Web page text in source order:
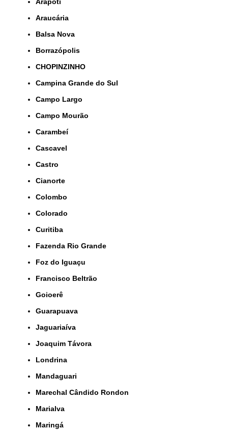
Araucária
Balsa Nova
Borrazópolis
CHOPINZINHO
Campina Grande do Sul
Campo Largo
Campo Mourão
Carambeí
Cascavel
Castro
Cianorte
Colombo
Colorado
Curitiba
Fazenda Rio Grande
Foz do Iguaçu
Francisco Beltrão
Goioerê
Guarapuava
Jaguariaíva
Joaquim Távora
Londrina
Mandaguari
Marechal Cândido Rondon
Marialva
Maringá